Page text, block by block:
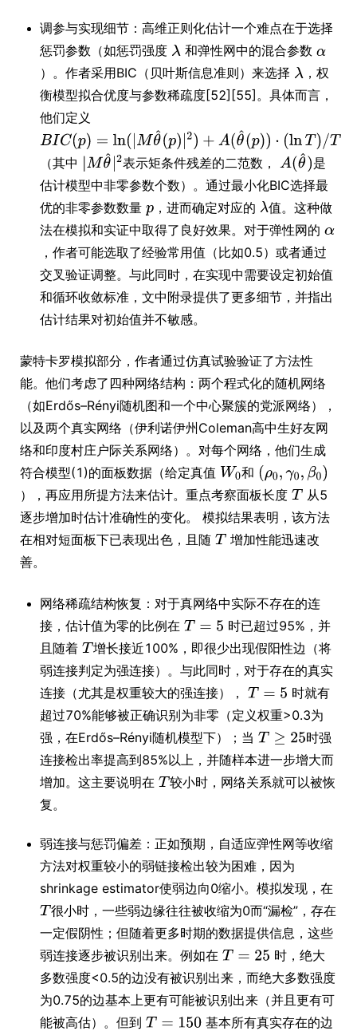
调参与实现细节：高维正则化估计一个难点在于选择
惩罚参数（如惩罚强度
和弹性网中的混合参数
）。作者采用BIC（贝叶斯信息准则）来选择
，权
衡模型拟合优度与参数稀疏度[52][55]。具体而言，
他们定义
（其中 表示矩条件残差的二范数，
是
估计模型中非零参数个数）。通过最小化BIC选择最
优的非零参数数量
，进而确定对应的
值。这种做
法在模拟和实证中取得了良好效果。对于弹性网的
，作者可能选取了经验常用值（比如0.5）或者通过
交叉验证调整。与此同时，在实现中需要设定初始值
和循环收敛标准，文中附录提供了更多细节，并指出
估计结果对初始值并不敏感。
蒙特卡罗模拟部分，作者通过仿真试验验证了方法性
能。他们考虑了四种网络结构：两个程式化的随机网络
（如Erdős–Rényi随机图和一个中心聚簇的党派网络），
以及两个真实网络（伊利诺伊州Coleman高中生好友网
络和印度村庄户际关系网络）。对每个网络，他们生成
符合模型(1)的面板数据（给定真值
和
），再应用所提方法来估计。重点考察面板长度
从5
逐步增加时估计准确性的变化。 模拟结果表明，该方法
在相对短面板下已表现出色，且随
增加性能迅速改
善。
网络稀疏结构恢复：对于真网络中实际不存在的连
接，估计值为零的比例在
时已超过95%，并
且随着
增长接近100%，即很少出现假阳性边（将
弱连接判定为强连接）。与此同时，对于存在的真实
连接（尤其是权重较大的强连接），
时就有
超过70%能够被正确识别为非零（定义权重>0.3为
强，在Erdős–Rényi随机模型下）；当
时强
连接检出率提高到85%以上，并随样本进一步增大而
增加。这主要说明在
较小时，网络关系就可以被恢
复。
弱连接与惩罚偏差：正如预期，自适应弹性网等收缩
方法对权重较小的弱链接检出较为困难，因为
shrinkage estimator使弱边向0缩小。模拟发现，在
很小时，一些弱边缘往往被收缩为0而“漏检”，存在
一定假阴性；但随着更多时期的数据提供信息，这些
弱连接逐步被识别出来。例如在
时，绝大
多数强度<0.5的边没有被识别出来，而绝大多数强度
为0.75的边基本上更有可能被识别出来（并且更有可
能被高估）。但到
基本所有真实存在的边